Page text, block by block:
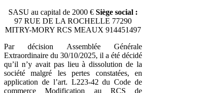
SASU au capital de 2000 € Siège social :
97 RUE DE LA ROCHELLE 77290
MITRY-MORY RCS MEAUX 914451497
Par décision Assemblée Générale
Extraordinaire du 30/10/2025, il a été décidé
qu’il n’y avait pas lieu à dissolution de la
société malgré les pertes constatées, en
application de l’art. L223-42 du Code de
commerce Modification au RCS de